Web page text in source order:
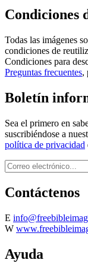
Condiciones
Todas las imágenes
condiciones de
Condiciones para
Preguntas frecuentes,
Boletín
Sea el primero en
suscribiéndose a
política de privacidad
Contáctenos
E
W
Ayuda